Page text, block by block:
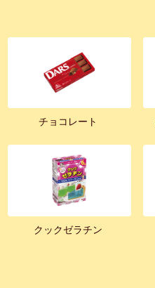
チョコレート
クックゼラチン